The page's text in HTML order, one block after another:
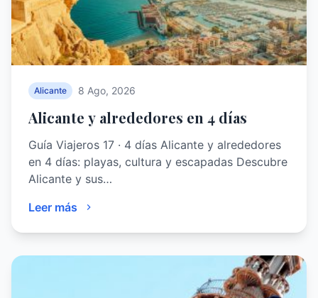
Alicante 8 Ago, 2026
Alicante y alrededores en 4 días
Guía Viajeros 17 · 4 días Alicante y alrededores
en 4 días: playas, cultura y escapadas Descubre
Alicante y sus…
Leer más